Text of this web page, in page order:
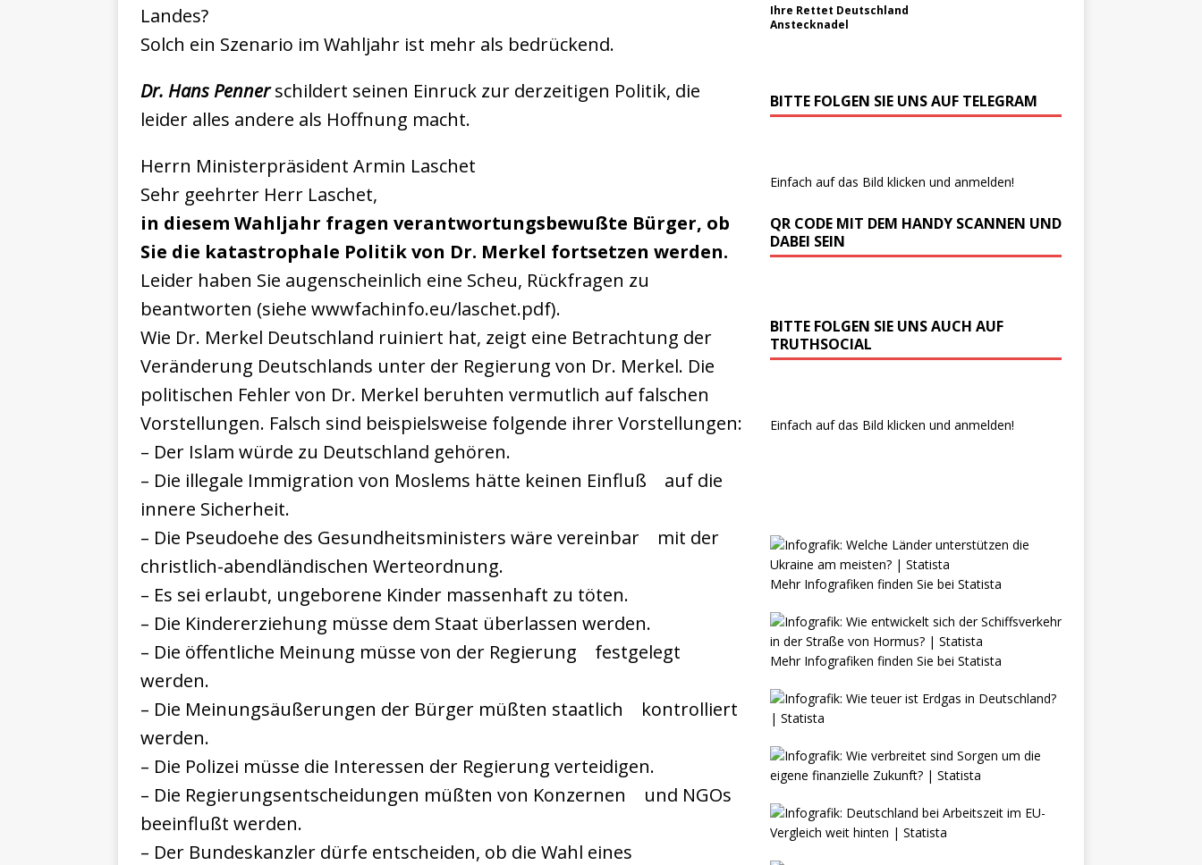
Landes?
Solch ein Szenario im Wahljahr ist mehr als bedrückend.
Dr. Hans Pennerschildert seinen Einruck zur derzeitigen Politik, die
leider alles andere als Hoffnung macht.
Herrn Ministerpräsident Armin Laschet
Sehr geehrter Herr Laschet,
in diesem Wahljahr fragen verantwortungsbewußte Bürger, ob
Sie die katastrophale Politik von Dr. Merkel fortsetzen werden.
Leider haben Sie augenscheinlich eine Scheu, Rückfragen zu
beantworten (siehe wwwfachinfo.eu/laschet.pdf).
Wie Dr. Merkel Deutschland ruiniert hat, zeigt eine Betrachtung der
Veränderung Deutschlands unter der Regierung von Dr. Merkel. Die
politischen Fehler von Dr. Merkel beruhten vermutlich auf falschen
Vorstellungen. Falsch sind beispielsweise folgende ihrer Vorstellungen:
– Der Islam würde zu Deutschland gehören.
– Die illegale Immigration von Moslems hätte keinen Einfluß
auf die
innere Sicherheit.
– Die Pseudoehe des Gesundheitsministers wäre vereinbar
mit der
christlich-abendländischen Werteordnung.
– Es sei erlaubt, ungeborene Kinder massenhaft zu töten.
– Die Kindererziehung müsse dem Staat überlassen werden.
– Die öffentliche Meinung müsse von der Regierung
festgelegt
werden.
– Die Meinungsäußerungen der Bürger müßten staatlich
kontrolliert
werden.
– Die Polizei müsse die Interessen der Regierung verteidigen.
– Die Regierungsentscheidungen müßten von Konzernen
und NGOs
beeinflußt werden.
– Der Bundeskanzler dürfe entscheiden, ob die Wahl eines
Ihre Rettet Deutschland
Anstecknadel
BITTE FOLGEN SIE UNS AUF TELEGRAM
Einfach auf das Bild klicken und anmelden!
QR CODE MIT DEM HANDY SCANNEN UND
DABEI SEIN
BITTE FOLGEN SIE UNS AUCH AUF
TRUTHSOCIAL
Einfach auf das Bild klicken und anmelden!
Mehr Infografiken finden Sie bei Statista
Mehr Infografiken finden Sie bei Statista